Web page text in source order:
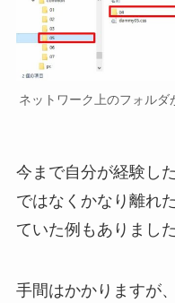
ネットワーク上のフォル
今まで自分が経験し
ではなくかなり離れ
ていた例もありました
手間はかかりますが